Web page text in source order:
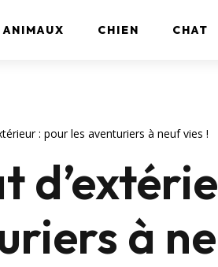
ANIMAUX CHIEN CHAT
: pour les aventuriers à neuf vies !
à